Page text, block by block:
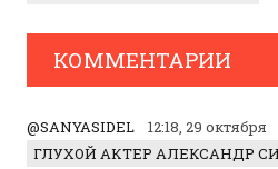
КОММЕНТАРИИ
@SANYASIDEL
12:18, 29 октября